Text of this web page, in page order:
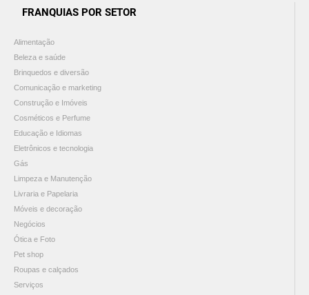
FRANQUIAS POR SETOR
Alimentação
Beleza e saúde
Brinquedos e diversão
Comunicação e marketing
Construção e Imóveis
Cosméticos e Perfume
Educação e Idiomas
Eletrônicos e tecnologia
Gás
Limpeza e Manutenção
Livraria e Papelaria
Móveis e decoração
Negócios
Ótica e Foto
Pet shop
Roupas e calçados
Serviços